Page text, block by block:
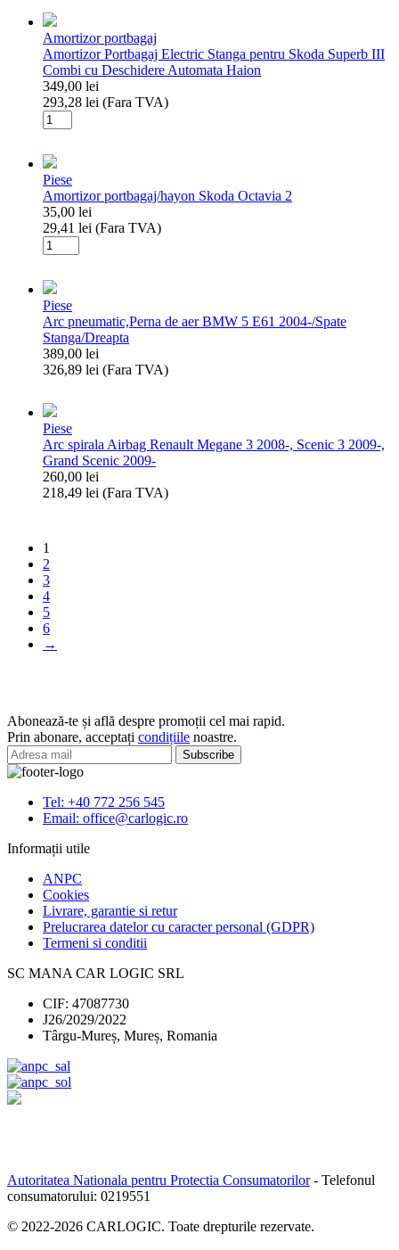
Electric
Dreapta
pentru
Skoda
Superb
III
Combi
Deschidere
Automata
Haion
Amortizor portbagaj
Amortizor Portbagaj Electric Stanga pentru Skoda Superb III
Combi cu Deschidere Automata Haion
349,00 lei
293,28 lei (Fara TVA)
Cantitate
Amortizor
Electric
Stanga
pentru
Skoda
Superb
III
cu
Deschidere
Automata
Haion
Piese
Amortizor portbagaj/hayon Skoda Octavia 2
35,00 lei
29,41 lei (Fara TVA)
Cantitate
Amortizor
Skoda
Octavia
2
Piese
Arc pneumatic,Perna de aer BMW 5 E61 2004-/Spate
Stanga/Dreapta
389,00 lei
326,89 lei (Fara TVA)
Arc
pneumatic,Perna
de
aer
BMW
5
E61
Piese
Arc spirala Airbag Renault Megane 3 2008-, Scenic 3 2009-,
Grand Scenic 2009-
260,00 lei
218,49 lei (Fara TVA)
spirala
Airbag
Renault
Megane
3
2008-,
Scenic
3
2009-
1
2
3
4
5
6
→
Abonează-te și află despre promoții cel mai rapid.
Prin abonare, acceptați condițiile noastre.
Tel: +40 772 256 545
Email: office@carlogic.ro
Informații utile
ANPC
Cookies
Livrare, garantie si retur
Prelucrarea datelor cu caracter personal (GDPR)
Termeni si conditii
SC MANA CAR LOGIC SRL
CIF: 47087730
J26/2029/2022
Târgu-Mureș, Mureș, Romania
Autoritatea Nationala pentru Protectia Consumatorilor- Telefonul
consumatorului: 0219551
© 2022-2026 CARLOGIC. Toate drepturile rezervate.